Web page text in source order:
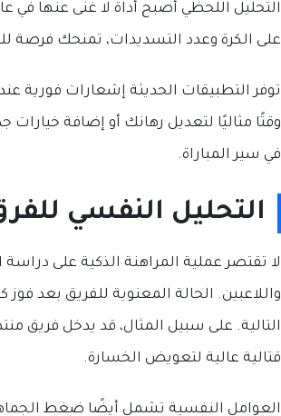
التحليل اللحظي أصبح أداة لا غنى عنها في
على الكرة وعدد التسديدات، تمنحك فرصة
توفر التطبيقات الحديثة إشعارات
وقتًا مثاليًا لتعديل رهانك أو إضافة خيارات
في سير المباراة.
التحليل النفسي
لا تقتصر عملية المراهنة الذكية على
واللاعبين. الحالة المعنوية للفريق بعد
التالية. على سبيل المثال، قد يدخل فريق
قتالية عالية لتعويض الخسارة.
العوامل النفسية تشمل أيضًا ضغط